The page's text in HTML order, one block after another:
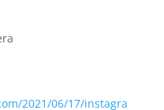
2021/06/17/instagra